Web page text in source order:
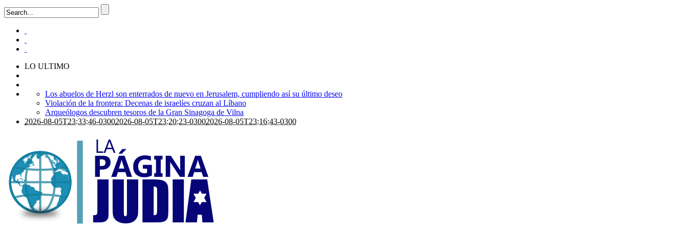
LO ULTIMO
Los abuelos de Herzl son enterrados de nuevo en Jerusalem, cumpliendo así su último deseo
Violación de la frontera: Decenas de israelíes cruzan al Líbano
Arqueólogos descubren tesoros de la Gran Sinagoga de Vilna
2026-08-05T23:33:46-03002026-08-05T23:20:23-03002026-08-05T23:16:43-0300